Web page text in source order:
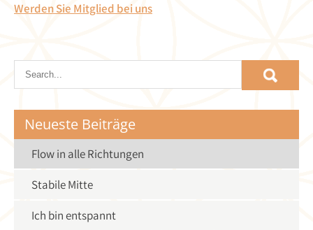
Werden Sie Mitglied bei uns
Neueste Beiträge
Flow in alle Richtungen
Stabile Mitte
Ich bin entspannt